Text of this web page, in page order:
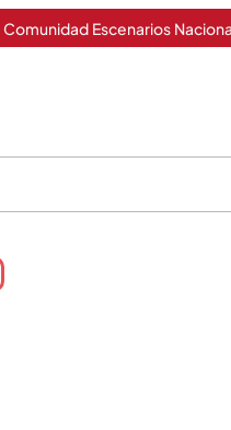
Comunidad Escenarios